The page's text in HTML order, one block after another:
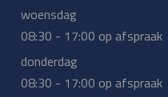
woensdag
08:30 - 17:00 op afspraak
donderdag
08:30 - 17:00 op afspraak